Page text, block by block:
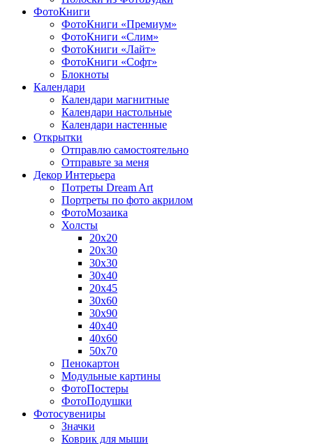
ФотоКниги
ФотоКниги «Премиум»
ФотоКниги «Слим»
ФотоКниги «Лайт»
ФотоКниги «Софт»
Блокноты
Календари
Календари магнитные
Календари настольные
Календари настенные
Открытки
Отправлю самостоятельно
Отправьте за меня
Декор Интерьера
Потреты Dream Art
Портреты по фото акрилом
ФотоМозаика
Холсты
20х20
20х30
30х30
30х40
20х45
30х60
30х90
40х40
40х60
50х70
Пенокартон
Модульные картины
ФотоПостеры
ФотоПодушки
Фотоcувениры
Значки
Коврик для мыши